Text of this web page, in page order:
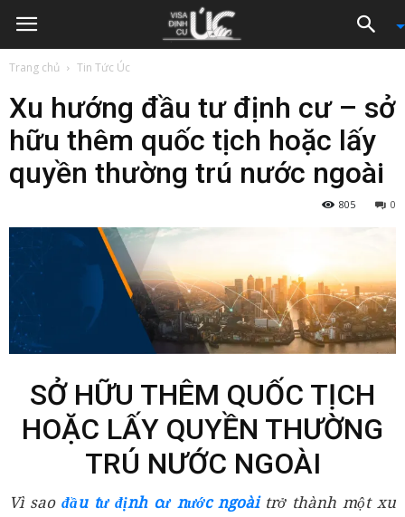
Trang chủ Tin Tức Úc
Xu hướng đầu tư định cư – sở
hữu thêm quốc tịch hoặc lấy
quyền thường trú nước ngoài
0
805
SỞ HỮU THÊM QUỐC TỊCH
HOẶC LẤY QUYỀN THƯỜNG
TRÚ NƯỚC NGOÀI
Vì saođầu tư định cư nước ngoàitrở thành một xu